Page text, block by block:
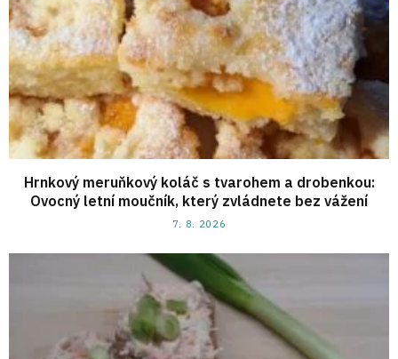
Hrnkový meruňkový koláč s tvarohem a drobenkou:
Ovocný letní moučník, který zvládnete bez vážení
7. 8. 2026